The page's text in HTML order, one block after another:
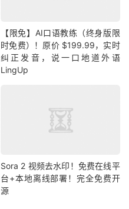
【限免】AI口语教练（终身版限
时免费）！原价 $199.99，实时
纠正发音，说一口地道外语
LingUp
Sora 2 视频去水印！免费在线平
台+本地离线部署！完全免费开
源